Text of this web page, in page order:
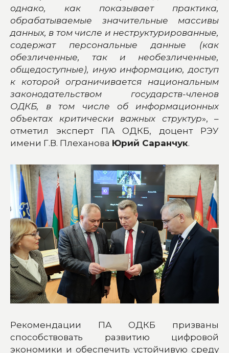
однако, как показывает практика,
обрабатываемые значительные массивы
данных, в том числе и неструктурированные,
содержат персональные данные (как
обезличенные, так и необезличенные,
общедоступные), иную информацию, доступ
к которой ограничивается национальным
законодательством государств-членов
ОДКБ, в том числе об информационных
объектах критически важных структур», –
отметил эксперт ПА ОДКБ, доцент РЭУ
имени Г.В. Плеханова Юрий Саранчук.
Рекомендации ПА ОДКБ призваны
способствовать развитию цифровой
экономики и обеспечить устойчивую среду